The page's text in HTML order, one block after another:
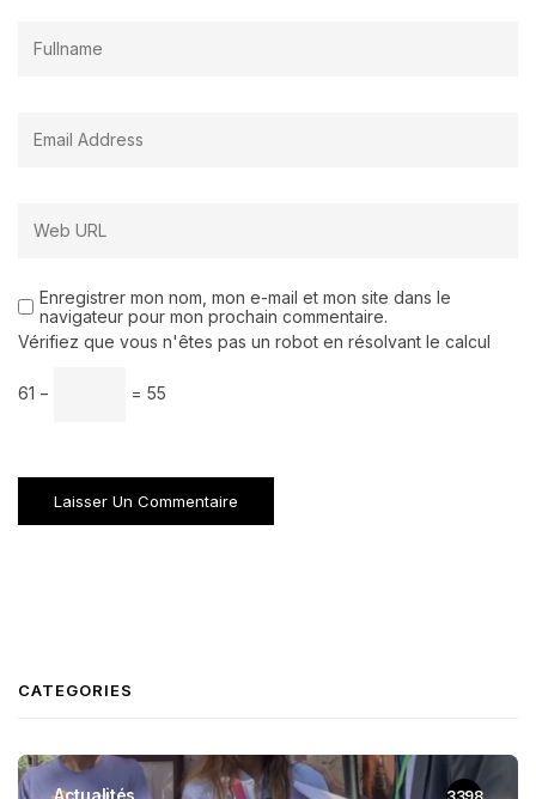
Enregistrer mon nom, mon e-mail et mon site dans le
navigateur pour mon prochain commentaire.
Vérifiez que vous n'êtes pas un robot en résolvant le calcul
61 − = 55
CATEGORIES
Actualités